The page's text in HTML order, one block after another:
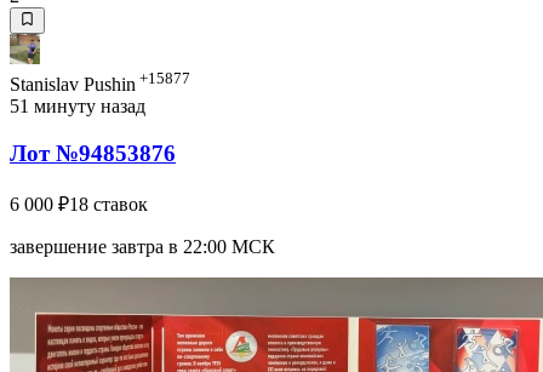
Stanislav Pushin +15877
51 минуту назад
Лот №94853876
6 000 ₽18 ставок
завершение завтра в 22:00 МСК